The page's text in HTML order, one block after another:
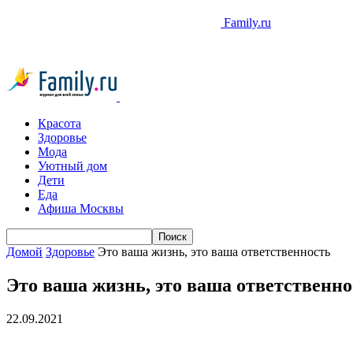
Family.ru
Красота
Здоровье
Мода
Уютный дом
Дети
Еда
Афиша Москвы
Домой Здоровье Это ваша жизнь, это ваша ответственность
Это ваша жизнь, это ваша
22.09.2021